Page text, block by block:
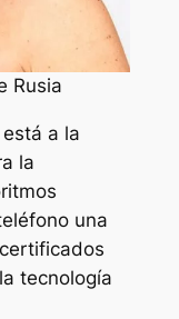
Rusia
a la
la
una
tecnología